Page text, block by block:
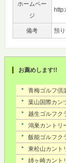
ホームペー
ジ
備考 預
お薦めします!!